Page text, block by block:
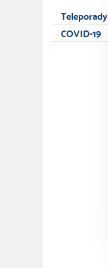
Teleporady
COVID-19